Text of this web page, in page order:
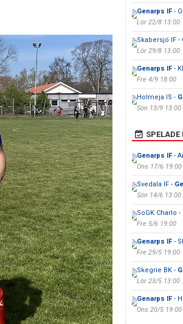
Genarps IF-
Lör 22/8 13:00
Skabersjö IF -
Lör 29/8 13:00
Genarps IF-
Fre 4/9 18:00
Holmeja IS -
Sön 13/9 13:00
SPELADE
Genarps IF-
Ons 17/6 19:00
Svedala IF -
Sön 14/6 13:00
SoGK Charlo -
Fre 5/6 19:00
Genarps IF-
Fre 29/5 19:00
Skegrie BK -
Lör 23/5 13:00
Genarps IF-
Ons 20/5 19:00